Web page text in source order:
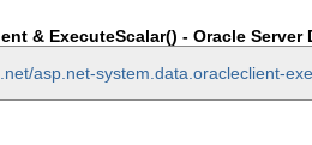
& ExecuteScalar() - Oracle Server
asp.net-system.data.oracleclient-